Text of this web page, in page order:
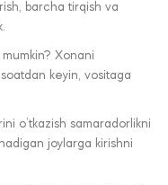
barcha tirqish va
Xonani
keyin, vositaga
o’tkazish samaradorlikni
joylarga kirishni